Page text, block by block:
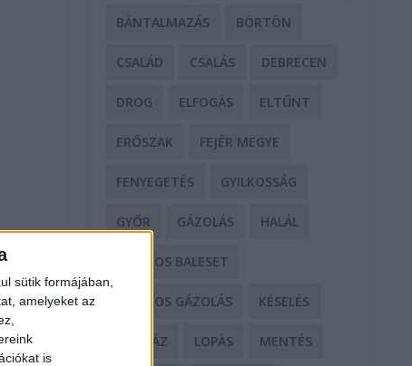
sütik formájában,
amelyeket az
is
BÁNTALMAZÁS BÖRTÖN
CSALÁD CSALÁS DEBRECEN
DROG ELFOGÁS ELTŰNT
ERŐSZAK FEJÉR MEGYE
FENYEGETÉS GYILKOSSÁG
GYŐR GÁZOLÁS HALÁL
HALÁLOS BALESET
HALÁLOS GÁZOLÁS KÉSELÉS
KÓRHÁZ LOPÁS MENTÉS